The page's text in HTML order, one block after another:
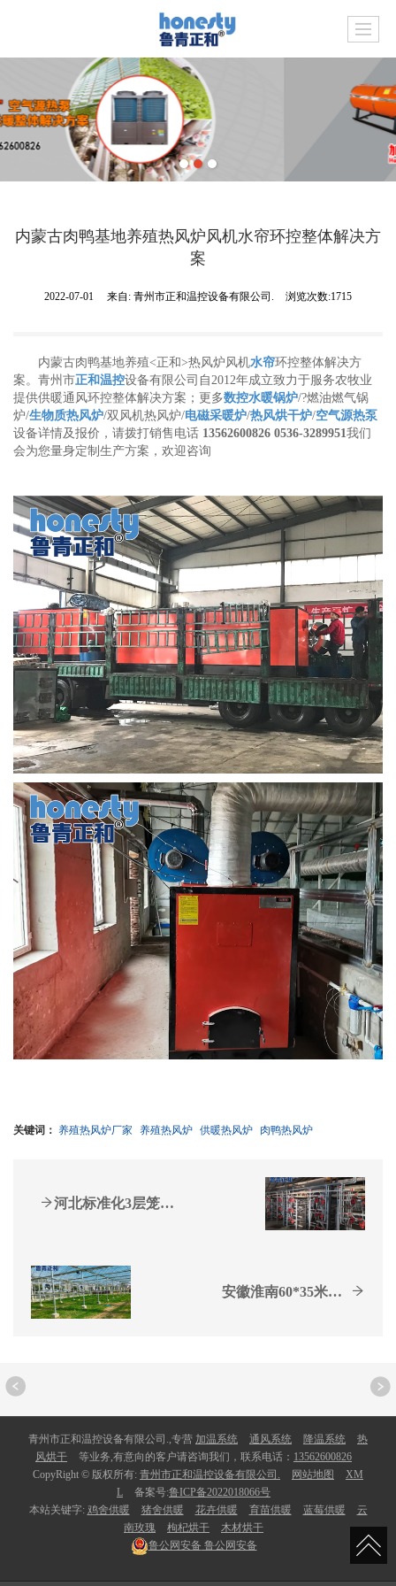
内蒙古肉鸭基地养殖热风炉风机水帘环控整体解决方
案
2022-07-01 来自: 青州市正和温控设备有限公司. 浏览次数:1715
内蒙古肉鸭基地养殖<正和>热风炉风机水帘环控整体解决方
案。青州市正和温控设备有限公司自2012年成立致力于服务农牧业
提供供暖通风环控整体解决方案；更多数控水暖锅炉/?燃油燃气锅
炉/生物质热风炉/双风机热风炉/电磁采暖炉/热风烘干炉/空气源热泵
设备详情及报价，请拨打销售电话 13562600826 0536-3289951我们
会为您量身定制生产方案，欢迎咨询
关键词： 养殖热风炉厂家 养殖热风炉 供暖热风炉 肉鸭热风炉
河北标准化3层笼养肉鸡正...
安徽淮南60*35米育苗...
青州市正和温控设备有限公司.,专营 加温系统 通风系统 降温系统
热
风烘干
等业务,有意向的客户请咨询我们，联系电话： 13562600826
CopyRight © 版权所有: 青州市正和温控设备有限公司. 网站地图
XM
L
备案号:鲁ICP备2022018066号
本站关键字: 鸡舍供暖 猪舍供暖 花卉供暖 育苗供暖 蓝莓供暖
云
南玫瑰
枸杞烘干
木材烘干
鲁公网安备 鲁公网安备